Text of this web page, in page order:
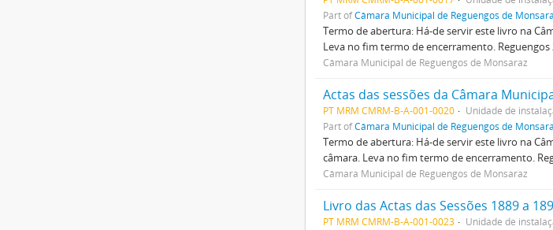
Part ofCâmara Municipal de Reguengos de
Termo de abertura: Há-de servir este livro na
Leva no fim termo de encerramento. Reguengos
Câmara Municipal de Reguengos de Monsaraz
Actas das sessões da Câmara
PT MRM CMRM-B-A-001-0020 Unidade de
Part ofCâmara Municipal de Reguengos de
Termo de abertura: Há-de servir este livro na
câmara. Leva no fim termo de encerramento.
Câmara Municipal de Reguengos de Monsaraz
Livro das Actas das Sessões 1889 a
PT MRM CMRM-B-A-001-0023 Unidade de